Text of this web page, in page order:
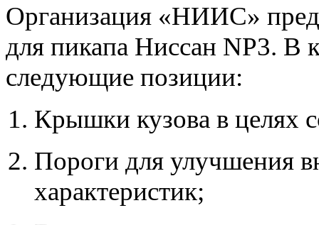
Организация «НИИС»
для пикапа Ниссан NP3. В
следующие позиции:
Крышки кузова в целях
Пороги для улучшения
характеристик;